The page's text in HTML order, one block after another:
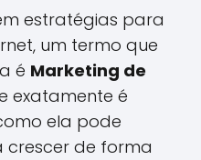
estratégias para
um termo que
é Marketing de
exatamente é
ela pode
crescer de forma